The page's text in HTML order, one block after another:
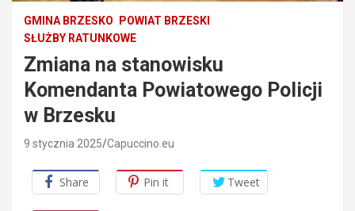
GMINA BRZESKO
POWIAT BRZESKI
SŁUŻBY RATUNKOWE
Zmiana na stanowisku
Komendanta Powiatowego Policji
w Brzesku
9 stycznia 2025 Capuccino.eu
Share Pin it Tweet